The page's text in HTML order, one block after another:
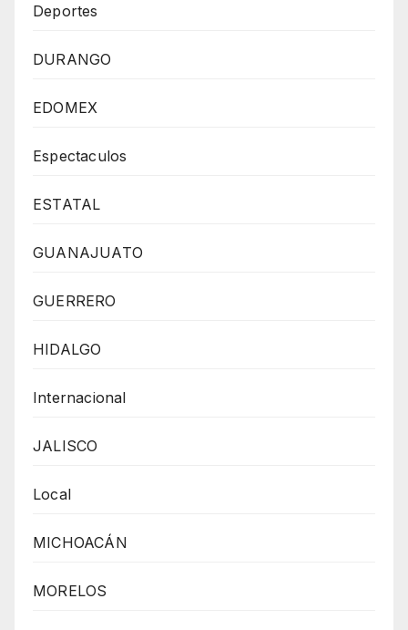
Deportes
DURANGO
EDOMEX
Espectaculos
ESTATAL
GUANAJUATO
GUERRERO
HIDALGO
Internacional
JALISCO
Local
MICHOACÁN
MORELOS